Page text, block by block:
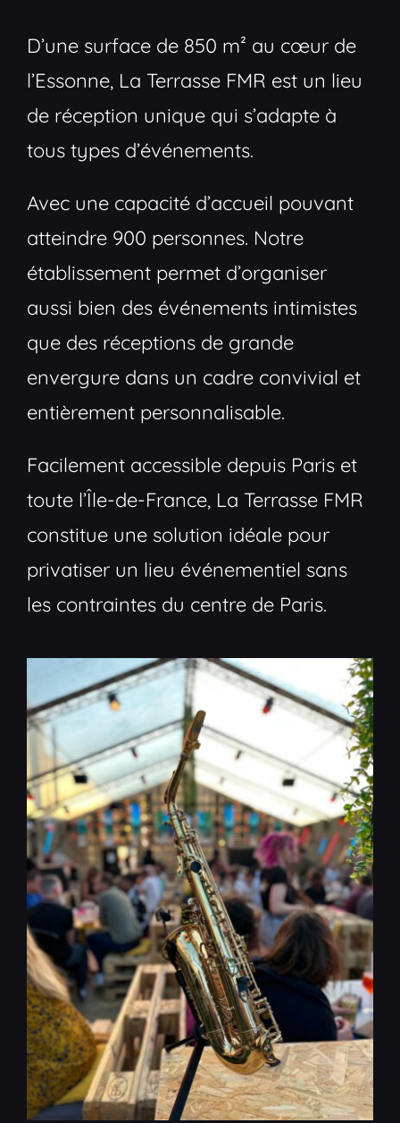
D’une surface de 850 m² au cœur de
l’Essonne, La Terrasse FMR est un lieu
de réception unique qui s’adapte à
tous types d’événements.
Avec une capacité d’accueil pouvant
atteindre 900 personnes. Notre
établissement permet d’organiser
aussi bien des événements intimistes
que des réceptions de grande
envergure dans un cadre convivial et
entièrement personnalisable.
Facilement accessible depuis Paris et
toute l’Île-de-France, La Terrasse FMR
constitue une solution idéale pour
privatiser un lieu événementiel sans
les contraintes du centre de Paris.